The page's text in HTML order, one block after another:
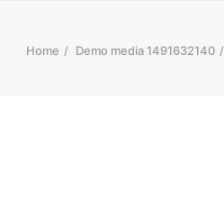
Home Demo media 1491632140